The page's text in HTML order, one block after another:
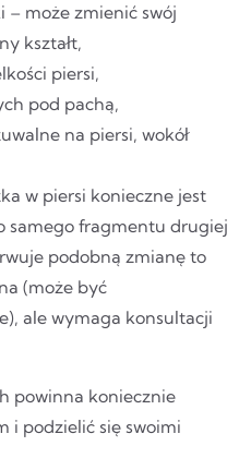
– może zmienić swój
kształt,
piersi,
pod pachą,
na piersi, wokół
w piersi konieczne jest
samego fragmentu drugiej
podobną zmianę to
(może być
ale wymaga konsultacji
powinna koniecznie
i podzielić się swoimi